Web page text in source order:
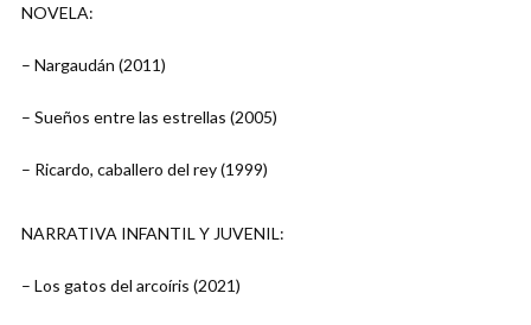
NOVELA:
– Nargaudán (2011)
– Sueños entre las estrellas (2005)
– Ricardo, caballero del rey (1999)
NARRATIVA INFANTIL Y JUVENIL:
– Los gatos del arcoíris (2021)